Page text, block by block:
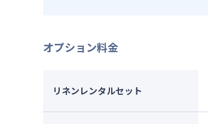
オプション料金
リネンレンタルセット